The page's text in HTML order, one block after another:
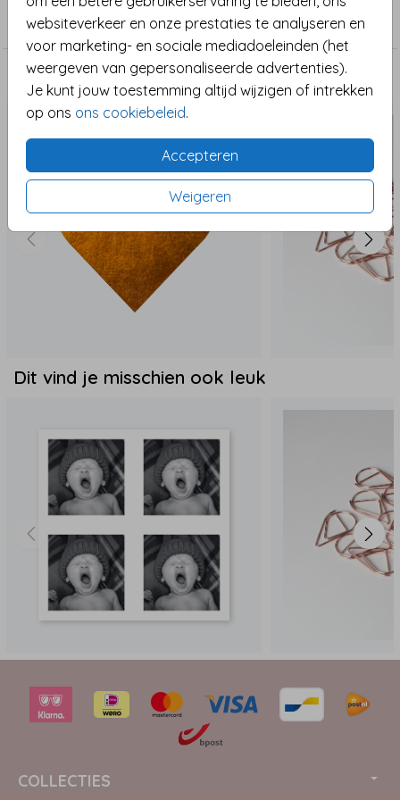
websiteverkeer en onze prestaties te analyseren en
voor marketing- en sociale mediadoeleinden (het
weergeven van gepersonaliseerde advertenties).
Je kunt jouw toestemming altijd wijzigen of intrekken
op ons ons cookiebeleid.
Accepteren
Weigeren
Maak de aankondiging van jullie kleintje bijzonder
met dit unieke ontwerp.
Meisje geboortekaartjes
Maak het compleet
Dit vind je misschien ook leuk
COLLECTIES